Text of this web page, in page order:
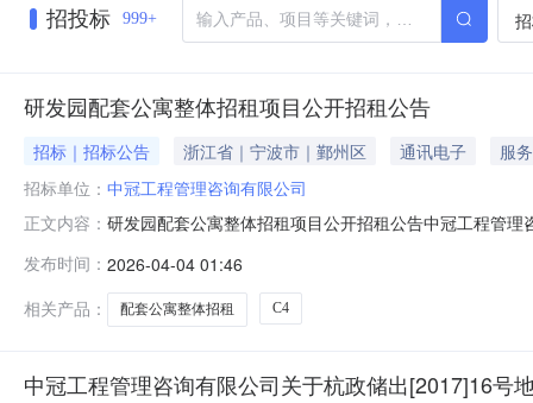
招投标 999+
研发园配套公寓整体招租项目公开招租公告
招标｜招标公告 浙江省｜宁波市｜鄞州区 通讯电子
服务
招标单位： 中冠工程管理咨询有限公司
正文内容： 研发园配套公寓整体招租项目公开招租公告中冠工程管
参加竞租人一旦报名，即表明已了解和认可所租房屋品
（元/平方米/月）租赁期限履约保证金（租
发布时间： 2026-04-04 01:46
相关产品：
配套公寓整体招租 C4
中冠工程管理咨询有限公司关于杭政储出[2017]16号